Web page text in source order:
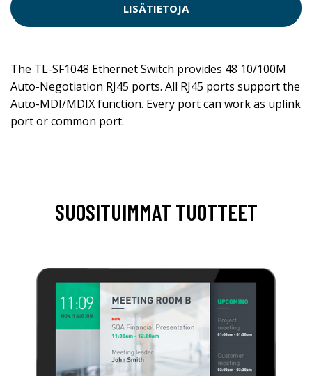
LISÄTIETOJA
The TL-SF1048 Ethernet Switch provides 48 10/100M
Auto-Negotiation RJ45 ports. All RJ45 ports support the
Auto-MDI/MDIX function. Every port can work as uplink
port or common port.
SUOSITUIMMAT TUOTTEET